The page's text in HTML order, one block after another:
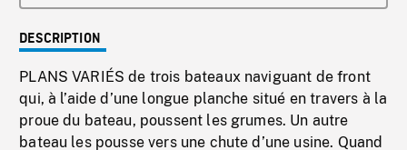
DESCRIPTION
PLANS VARIÉS de trois bateaux naviguant de front
qui, à l’aide d’une longue planche situé en travers à la
proue du bateau, poussent les grumes. Un autre
bateau les pousse vers une chute d’une usine. Quand